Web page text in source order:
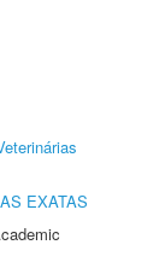
EXATAS